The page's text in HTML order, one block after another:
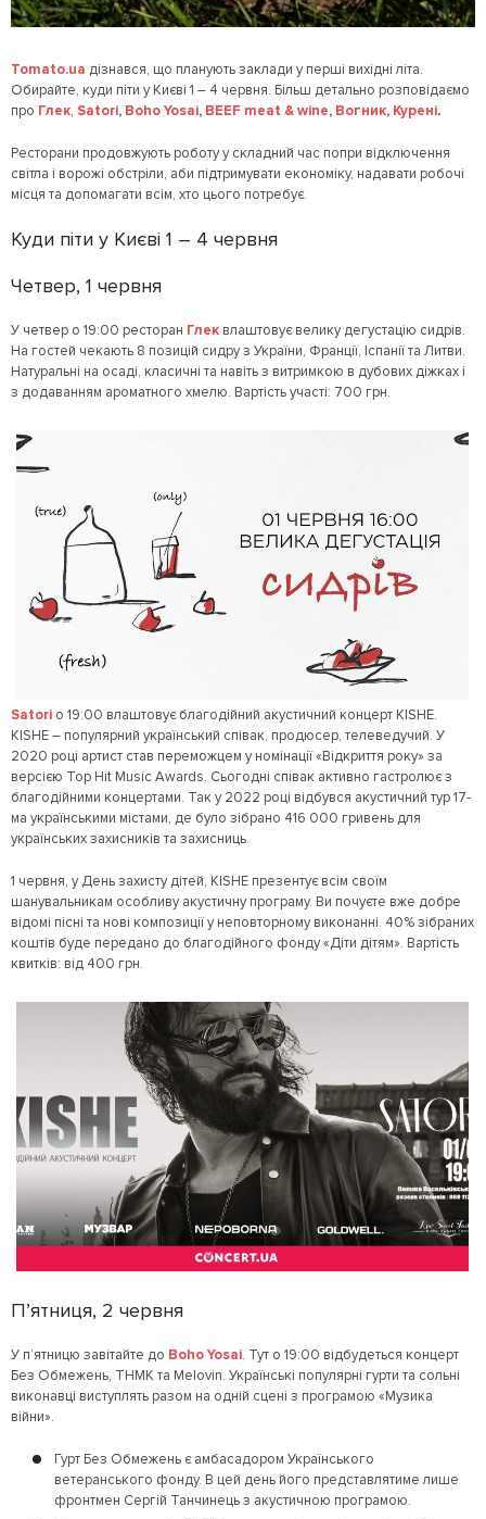
Tomato.ua дізнався, що планують заклади у перші вихідні літа.
Обирайте, куди піти у Києві 1 – 4 червня. Більш детально розповідаємо
про Глек, Satori, Boho Yosai, BEEF meat & wine, Вогник, Курені.
Ресторани продовжують роботу у складний час попри відключення
світла і ворожі обстріли, аби підтримувати економіку, надавати робочі
місця та допомагати всім, хто цього потребує.
Куди піти у Києві 1 – 4 червня
Четвер, 1 червня
У четвер о 19:00 ресторан Глек влаштовує велику дегустацію сидрів.
На гостей чекають 8 позицій сидру з України, Франції, Іспанії та Литви.
Натуральні на осаді, класичні та навіть з витримкою в дубових діжках і
з додаванням ароматного хмелю. Вартість участі: 700 грн.
Satori о 19:00 влаштовує благодійний акустичний концерт KISHE.
KISHE – популярний український співак, продюсер, телеведучий. У
2020 році артист став переможцем у номінації «Відкриття року» за
версією Top Hit Music Awards. Сьогодні співак активно гастролює з
благодійними концертами. Так у 2022 році відбувся акустичний тур 17-
ма українськими містами, де було зібрано 416 000 гривень для
українських захисників та захисниць.
1 червня, у День захисту дітей, KISHE презентує всім своїм
шанувальникам особливу акустичну програму. Ви почуєте вже добре
відомі пісні та нові композиції у неповторному виконанні. 40% зібраних
коштів буде передано до благодійного фонду «Діти дітям». Вартість
квитків: від 400 грн.
П’ятниця, 2 червня
У п’ятницю завітайте до Boho Yosai. Тут о 19:00 відбудеться концерт
Без Обмежень, ТНМК та Melovin. Українські популярні гурти та сольні
виконавці виступлять разом на одній сцені з програмою «Музика
війни».
Гурт Без Обмежень є амбасадором Українського
ветеранського фонду. В цей день його представлятиме лише
фронтмен Сергій Танчинець з акустичною програмою.